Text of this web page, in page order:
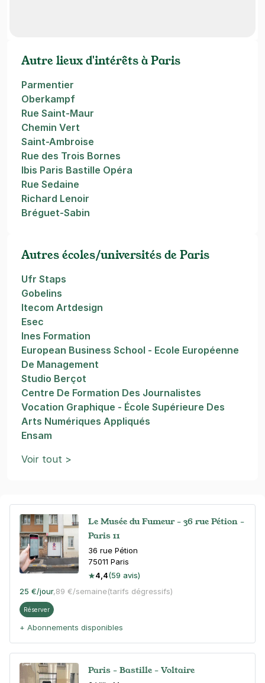
Le Musée du Fumeur - 36 rue Pétion -
Paris 11
36 rue Pétion
75011 Paris
4,4(59 avis)
25 €/jour,89 €/semaine(tarifs dégressifs)
Réserver
+ Abonnements disponibles
Paris - Bastille - Voltaire
Autre lieux d'intérêts à Paris
Parmentier
Oberkampf
Rue Saint-Maur
Chemin Vert
Saint-Ambroise
Rue des Trois Bornes
Ibis Paris Bastille Opéra
Rue Sedaine
Richard Lenoir
Bréguet-Sabin
Autres écoles/universités de Paris
Ufr Staps
Gobelins
Itecom Artdesign
Esec
Ines Formation
European Business School - Ecole Européenne
De Management
Studio Berçot
Centre De Formation Des Journalistes
Vocation Graphique - École Supérieure Des
Arts Numériques Appliqués
Ensam
Voir tout >